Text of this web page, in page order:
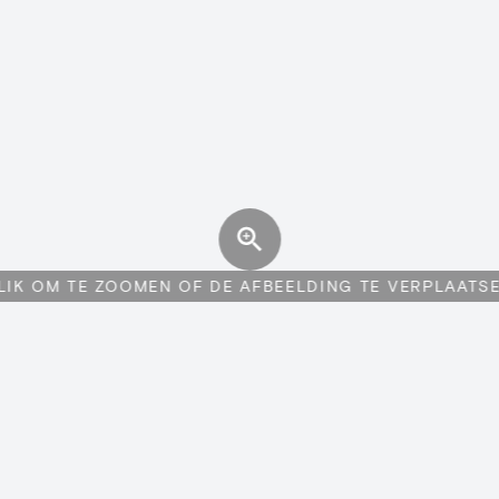
OM TE ZOOMEN OF DE AFBEELDING TE